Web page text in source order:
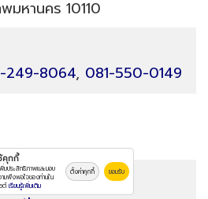
มหานคร 10110
249-8064, 081-550-0149
คุกกี้
มประสิทธิภาพและมอบ
มพึงพอใจของท่านใน
ต์เรียนรู้เพิ่มเติม
ตั้งค่าคุกกี้ ยอมรับ